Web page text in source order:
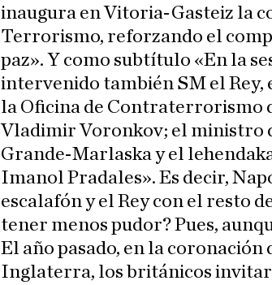
inaugura en Vitoria-Gasteiz la
Terrorismo, reforzando el
paz». Y como subtítulo «En la
intervenido también SM el Rey,
la Oficina de Contraterrorismo
Vladimir Voronkov; el ministro
Grande-Marlaska y el
Imanol Pradales». Es decir,
escalafón y el Rey con el resto
tener menos pudor? Pues,
El año pasado, en la
Inglaterra, los británicos